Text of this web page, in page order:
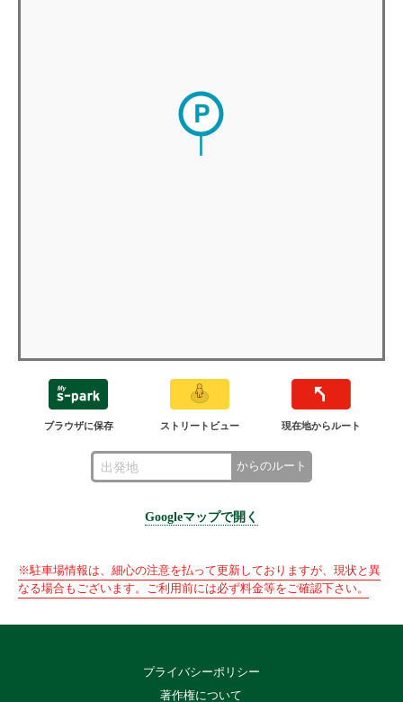
ブラウザに保存 ストリートビュー 現在地からルート
からのルート
Googleマップで開く
※駐車場情報は、細心の注意を払って更新しておりますが、現状と異
なる場合もございます。ご利用前には必ず料金等をご確認下さい。
プライバシーポリシー
著作権について